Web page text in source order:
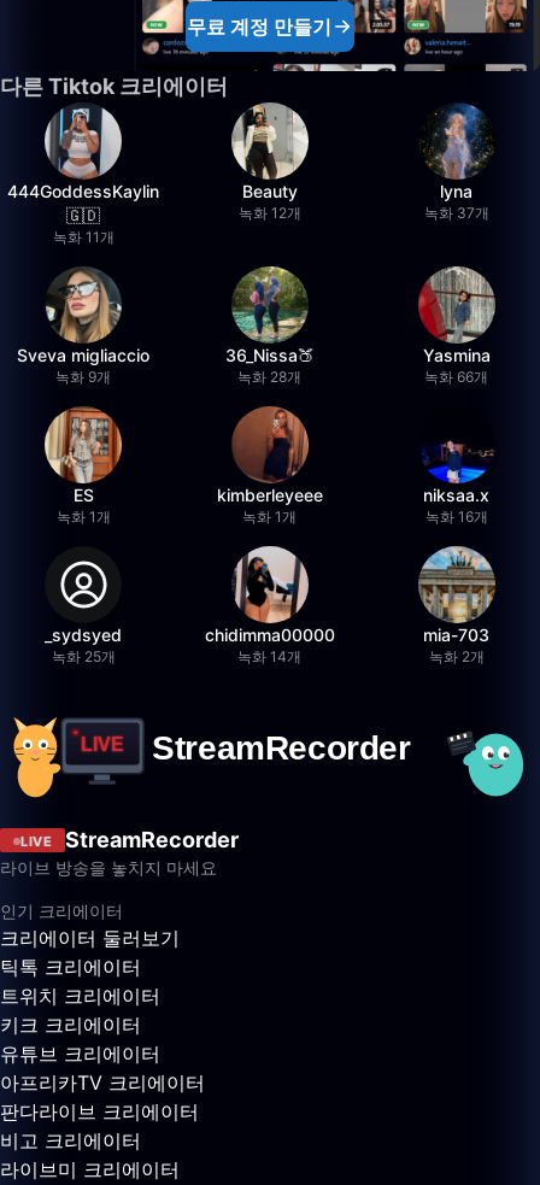
무료 계정 만들기
다른 Tiktok 크리에이터
444GoddessKaylin
🇬🇩
녹화 11개
Beauty
녹화 12개
lyna
녹화 37개
Sveva migliaccio
녹화 9개
36_Nissa🍑
녹화 28개
Yasmina
녹화 66개
ES
녹화 1개
kimberleyeee
녹화 1개
niksaa.x
녹화 16개
_sydsyed
녹화 25개
chidimma00000
녹화 14개
mia-703
녹화 2개
LIVE StreamRecorder
라이브 방송을 놓치지 마세요
인기 크리에이터
크리에이터 둘러보기
틱톡 크리에이터
트위치 크리에이터
키크 크리에이터
유튜브 크리에이터
아프리카TV 크리에이터
판다라이브 크리에이터
비고 크리에이터
라이브미 크리에이터